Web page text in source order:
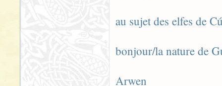
au sujet des elfes de
bonjour/la nature de
Arwen